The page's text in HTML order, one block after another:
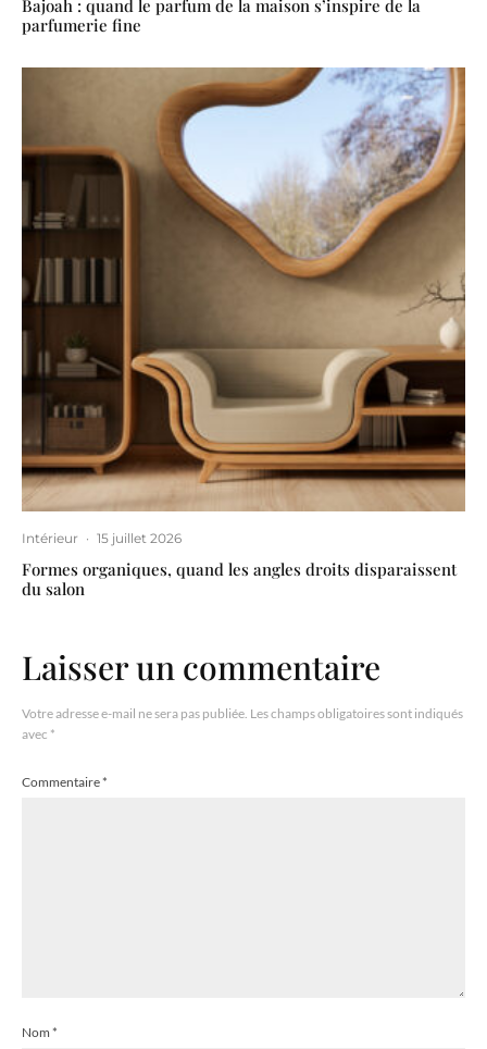
Bajoah : quand le parfum de la maison s’inspire de la
parfumerie fine
Intérieur · 15 juillet 2026
Formes organiques, quand les angles droits disparaissent
du salon
Laisser un commentaire
Votre adresse e-mail ne sera pas publiée. Les champs obligatoires sont indiqués
avec *
Commentaire*
Nom *